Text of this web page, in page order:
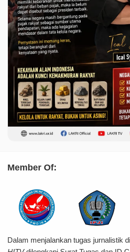
Member Of:
Dalam menjalankan tugas jurnalistik